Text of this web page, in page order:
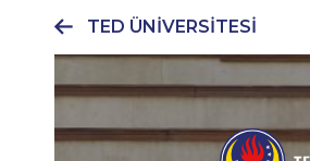
TED ÜNİVERSİTESİ